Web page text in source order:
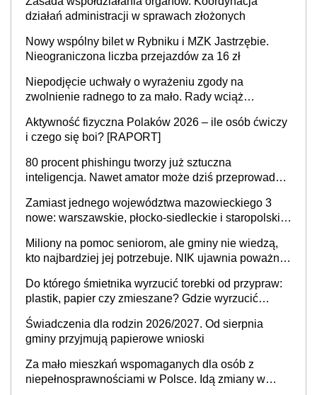
działań administracji w sprawach złożonych
Nowy wspólny bilet w Rybniku i MZK Jastrzębie.
Nieograniczona liczba przejazdów za 16 zł
Niepodjęcie uchwały o wyrażeniu zgody na
zwolnienie radnego to za mało. Rady wciąż
sprawy
Aktywność fizyczna Polaków 2026 – ile osób ćwiczy
i czego się boi? [RAPORT]
80 procent phishingu tworzy już sztuczna
inteligencja. Nawet amator może dziś przeprowadzić
Zamiast jednego województwa mazowieckiego 3
nowe: warszawskie, płocko-siedleckie i staropolskie.
stołecznych
Miliony na pomoc seniorom, ale gminy nie wiedzą,
kto najbardziej jej potrzebuje. NIK ujawnia poważną
Do którego śmietnika wyrzucić torebki od przypraw:
plastik, papier czy zmieszane? Gdzie wyrzucić
Świadczenia dla rodzin 2026/2027. Od sierpnia
gminy przyjmują papierowe wnioski
Za mało mieszkań wspomaganych dla osób z
niepełnosprawnościami w Polsce. Idą zmiany w